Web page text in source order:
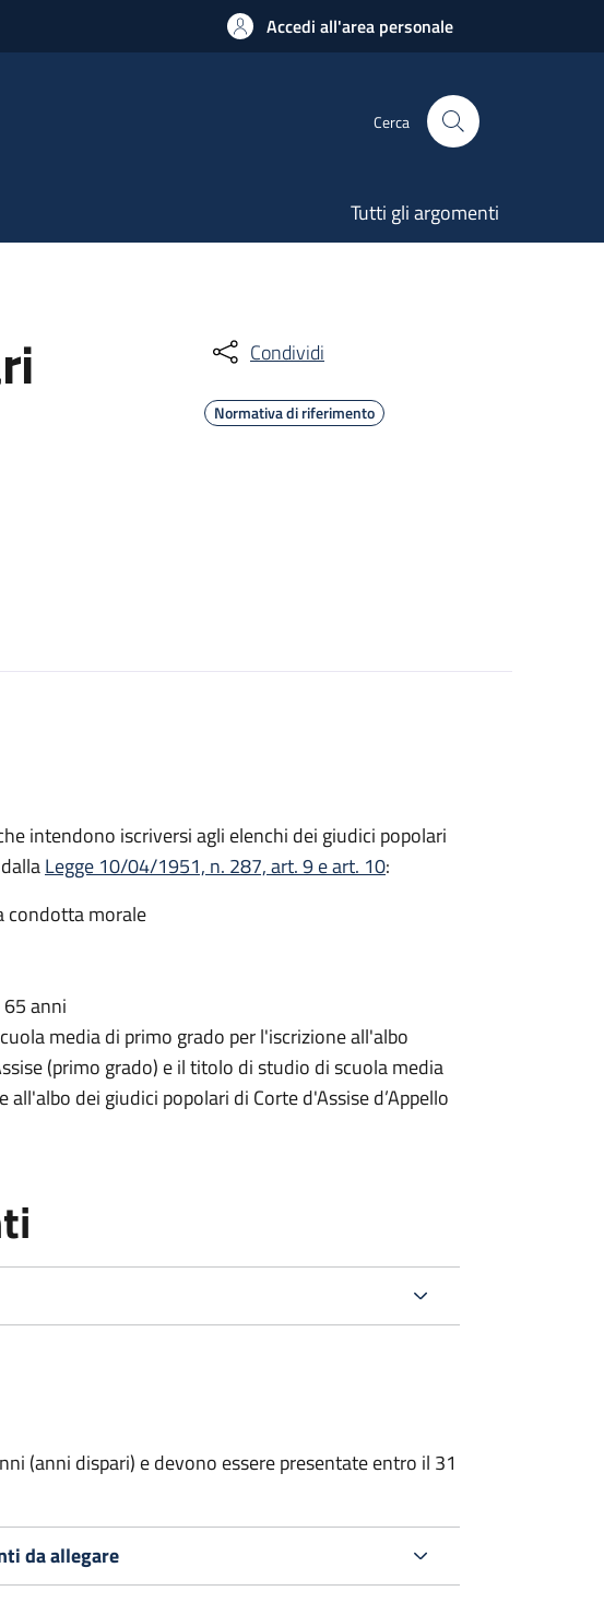
Accedi all'area personale
Cerca
Tutti gli argomenti
Condividi
Normativa di riferimento
intendono iscriversi agli elenchi dei giudici popolari
Legge 10/04/1951, n. 287, art. 9 e art. 10:
condotta morale
anni
media di primo grado per l'iscrizione all'albo
(primo grado) e il titolo di studio di scuola media
dei giudici popolari di Corte d'Assise d’Appello
(anni dispari) e devono essere presentate entro il 31
da allegare